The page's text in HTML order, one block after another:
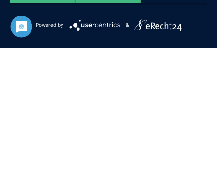
Powered by &